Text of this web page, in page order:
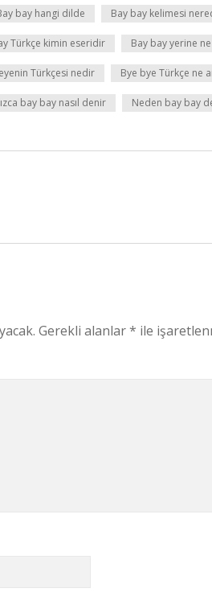
bay hangi dilde Bay bay kelimesi
Türkçe kimin eseridir Bay bay yerine ne
Türkçesi nedir Bye bye Türkçe ne
bay bay nasıl denir Neden bay bay
Gerekli alanlar* ile